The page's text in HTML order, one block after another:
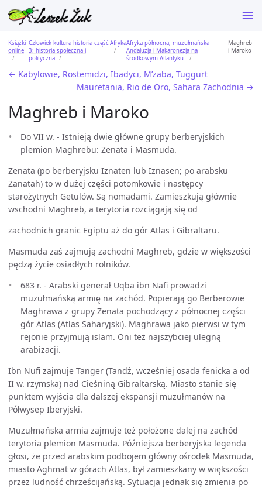
Książki
online
Człowiek kultura historia część
3: historia społeczna i
polityczna
AfrykaAfryka północna, muzułmańska
Andaluzja i Makaronezja na
środkowym Atlantyku
Maghreb
i Maroko
← Kabylowie, Rostemidzi, Ibadyci, M’zaba, Tuggurt
Mauretania, Rio de Oro, Sahara Zachodnia →
Maghreb i Maroko
Do VII w. - Istnieją dwie główne grupy berberyjskich
plemion Maghrebu: Zenata i Masmuda.
Zenata (po berberyjsku Iznaten lub Iznasen; po arabsku
Zanatah) to w dużej części potomkowie i następcy
starożytnych Getulów. Są nomadami. Zamieszkują głównie
wschodni Maghreb, a terytoria rozciągają się od
zachodnich granic Egiptu aż do gór Atlas i Gibraltaru.
Masmuda zaś zajmują zachodni Maghreb, gdzie w większości
pędzą życie osiadłych rolników.
683 r. - Arabski generał Uqba ibn Nafi prowadzi
muzułmańską armię na zachód. Popierają go Berberowie
Maghrawa z grupy Zenata pochodzący z północnej części
gór Atlas (Atlas Saharyjski). Maghrawa jako pierwsi w tym
rejonie przyjmują islam. Oni też najszybciej ulegną
arabizacji.
Ibn Nufi zajmuje Tanger (Tandż, wcześniej osada fenicka a od
II w. rzymska) nad Cieśniną Gibraltarską. Miasto stanie się
punktem wyjścia dla dalszej ekspansji muzułmanów na
Półwysep Iberyjski.
Muzułmańska armia zajmuje też położone dalej na zachód
terytoria plemion Masmuda. Późniejsza berberyjska legenda
głosi, że przed arabskim podbojem główny ośrodek Masmuda,
miasto Aghmat w górach Atlas, był zamieszkany w większości
przez ludność chrześcijańską. Sytuacja jednak się zmienia po